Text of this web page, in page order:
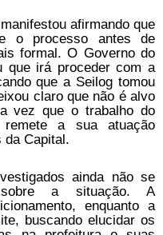
afirmando que
o processo antes de
formal. O Governo do
que irá proceder com a
que a Seilog tomou
claro que não é alvo
vez que o trabalho do
remete a sua atuação
da Capital.
ainda não se
sobre a situação. A
enquanto a
buscando elucidar os